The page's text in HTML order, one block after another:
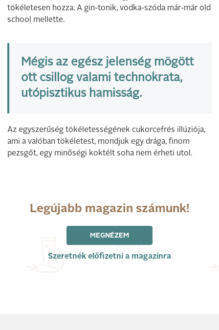
tökéletesen hozza. A gin-tonik, vodka-szóda már-már old
school mellette.
Mégis az egész jelenség mögött
ott csillog valami technokrata,
utópisztikus hamisság.
Az egyszerűség tökéletességének cukorcefrés illúziója,
ami a valóban tökéletest, mondjuk egy drága, finom
pezsgőt, egy minőségi koktélt soha nem érheti utol.
Legújabb magazin számunk!
MEGNÉZEM
Szeretnék előfizetni a magazinra